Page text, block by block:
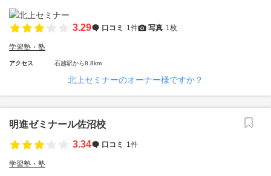
3.29 口コミ 1件 写真 1枚
学習塾・塾
アクセス 石越駅から8.8km
北上セミナーのオーナー様ですか？
明進ゼミナール佐沼校
3.34
口コミ 1件
学習塾・塾